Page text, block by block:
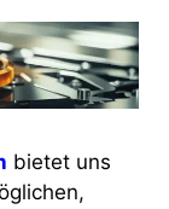
bietet uns